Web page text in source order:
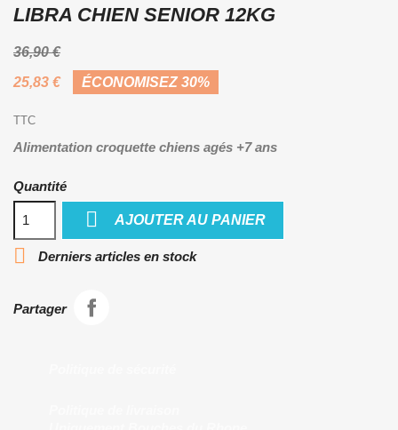
LIBRA CHIEN SENIOR 12KG
36,90 €
25,83 €
ÉCONOMISEZ 30%
TTC
Alimentation croquette chiens agés +7 ans
Quantité
 AJOUTER AU PANIER
 Derniers articles en stock
Partager